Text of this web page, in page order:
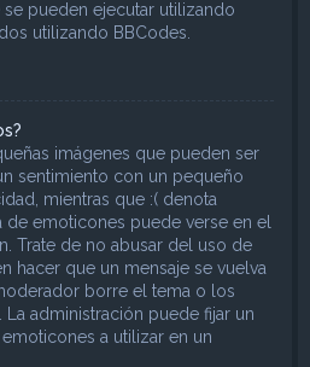
pueden ejecutar utilizando
utilizando BBCodes.
imágenes que pueden ser
sentimiento con un pequeño
mientras que :( denota
de emoticones puede verse en el
Trate de no abusar del uso de
hacer que un mensaje se vuelva
borre el tema o los
administración puede fijar un
a utilizar en un